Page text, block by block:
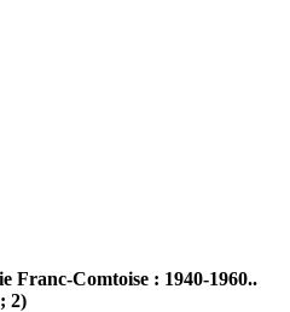
Franc-Comtoise : 1940-1960..
2)